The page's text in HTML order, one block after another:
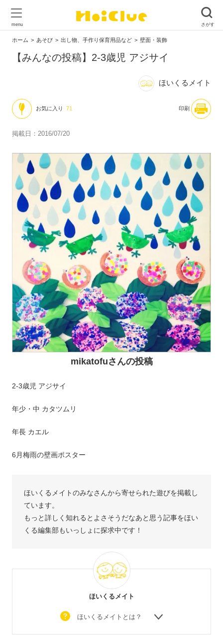
ホーム あそび 出し物、手作り保育用品など 壁面・装飾
【みんなの投稿】2-3歳児 アジサイ
ほいくるメイト
お気に入り 71 印刷
掲載日：2016/07/20
mikatofuさんの投稿
2-3歳児 アジサイ
年少・中 カタツムリ
年長 カエル
6月梅雨の壁画ポスター
ほいくるメイトのみなさんから寄せられた遊びを掲載し
ています。
もっと詳しく知れるとよさそうだなあと思う記事をほい
くる編集部もいっしょに探求中です！
ほいくるメイト
ほいくるメイトとは？